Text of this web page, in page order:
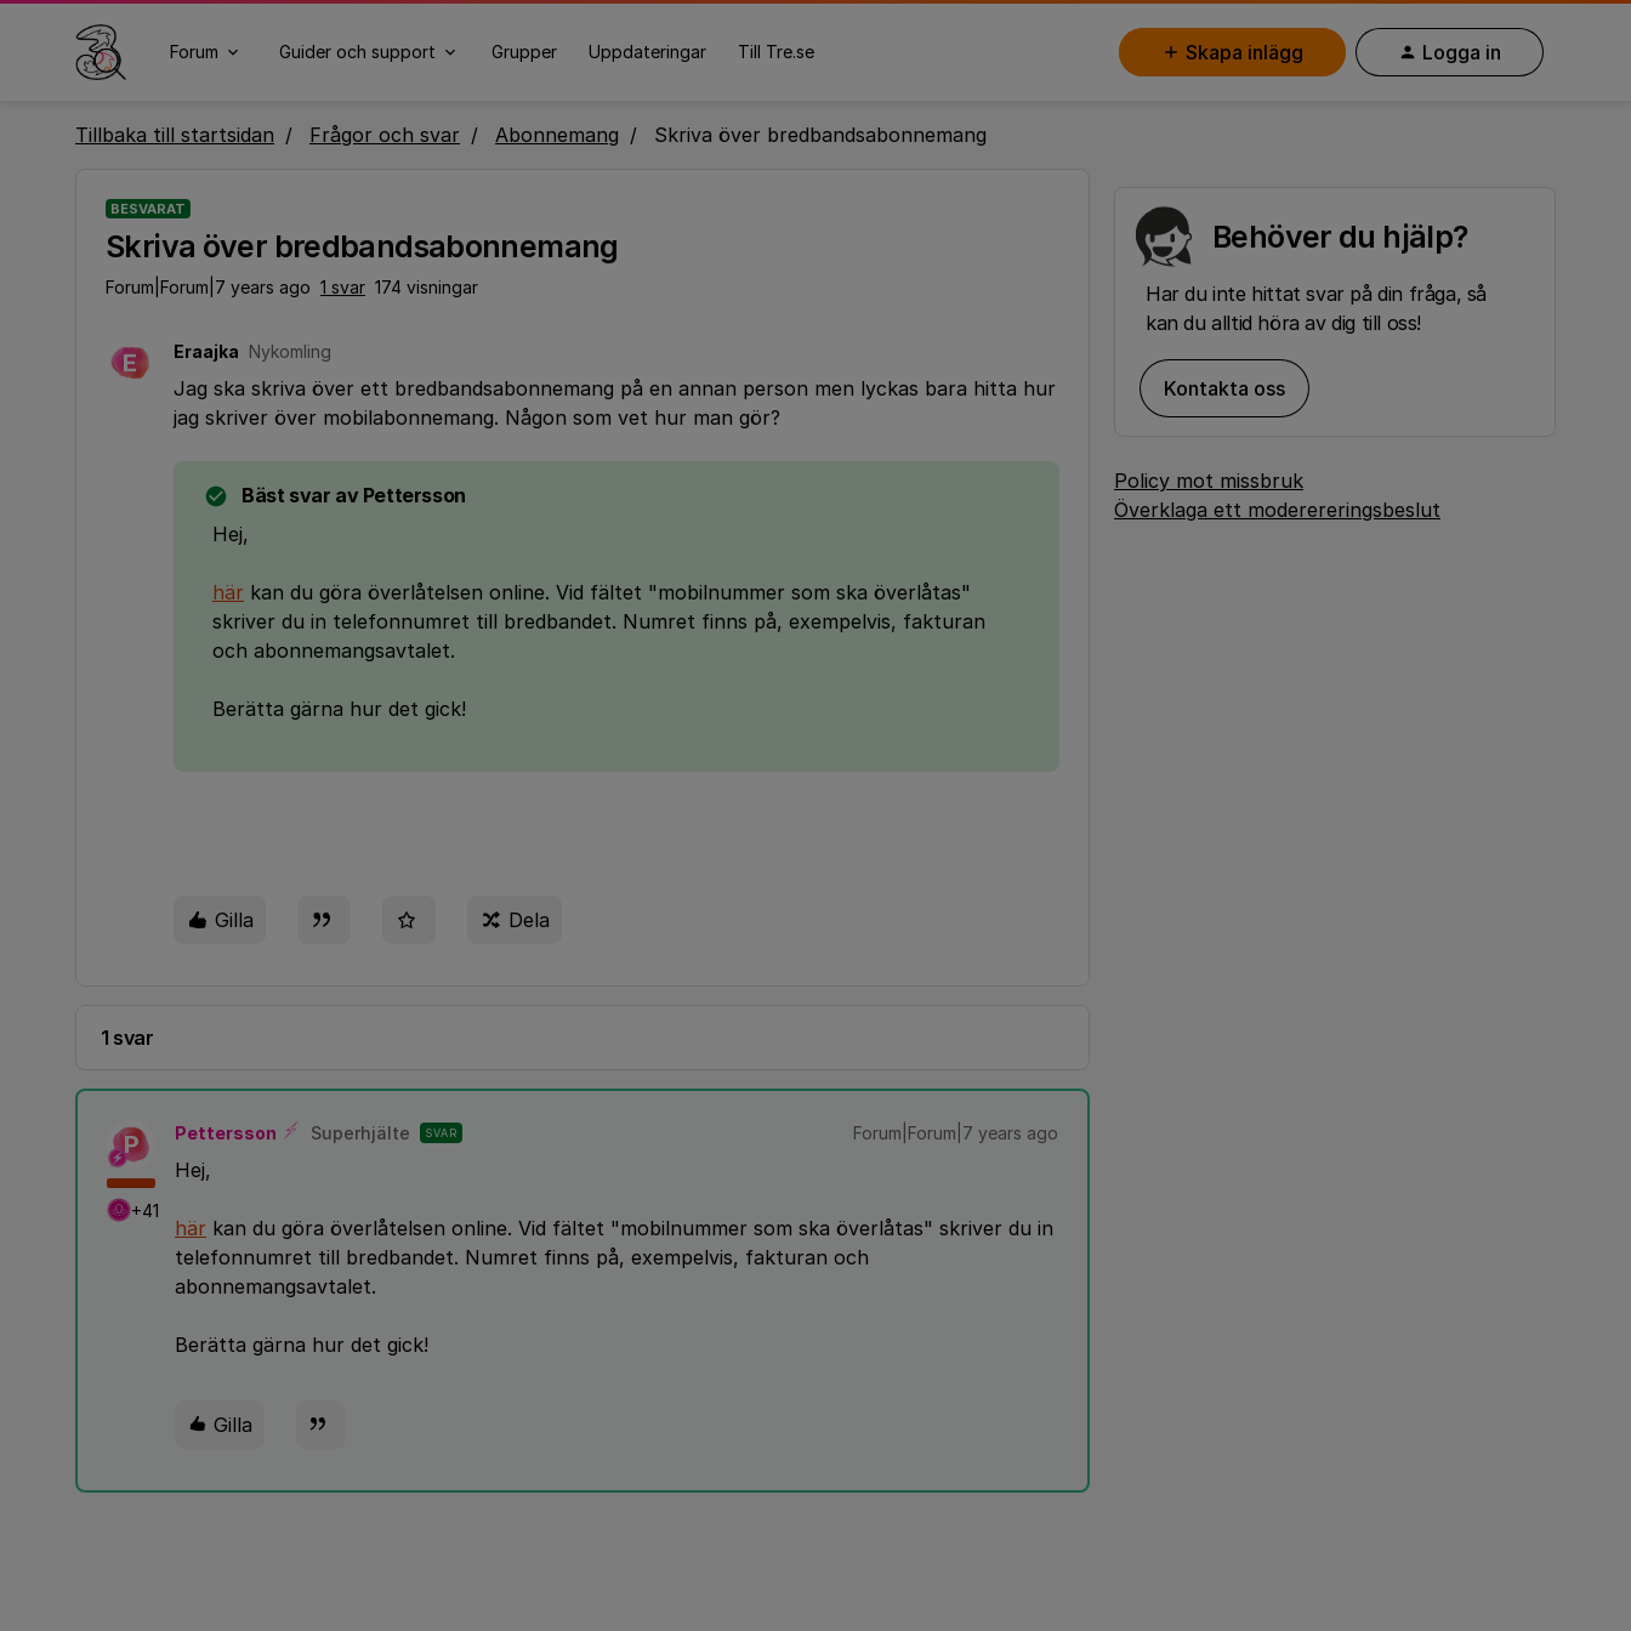
Forum Guider och support Grupper Uppdateringar Till Tre.se Skapa inlägg Logga in
Tillbaka till startsidan Frågor och svar Abonnemang Skriva över bredbandsabonnemang
BESVARAT
Skriva över bredbandsabonnemang
Forum|Forum|7 years ago 1 svar 174 visningar
E Eraajka Nykomling
Jag ska skriva över ett bredbandsabonnemang på en annan person men lyckas bara hitta hur
jag skriver över mobilabonnemang. Någon som vet hur man gör?
Bäst svar av Pettersson
Hej,
här kan du göra överlåtelsen online. Vid fältet "mobilnummer som ska överlåtas"
skriver du in telefonnumret till bredbandet. Numret finns på, exempelvis, fakturan
och abonnemangsavtalet.
Berätta gärna hur det gick!
Gilla Dela
1 svar
P
+41
Pettersson Superhjälte SVAR Forum|Forum|7 years ago
Hej,
här kan du göra överlåtelsen online. Vid fältet "mobilnummer som ska överlåtas" skriver du in
telefonnumret till bredbandet. Numret finns på, exempelvis, fakturan och
abonnemangsavtalet.
Berätta gärna hur det gick!
Gilla
Behöver du hjälp?
Har du inte hittat svar på din fråga, så
kan du alltid höra av dig till oss!
Kontakta oss
Policy mot missbruk
Överklaga ett moderereringsbeslut